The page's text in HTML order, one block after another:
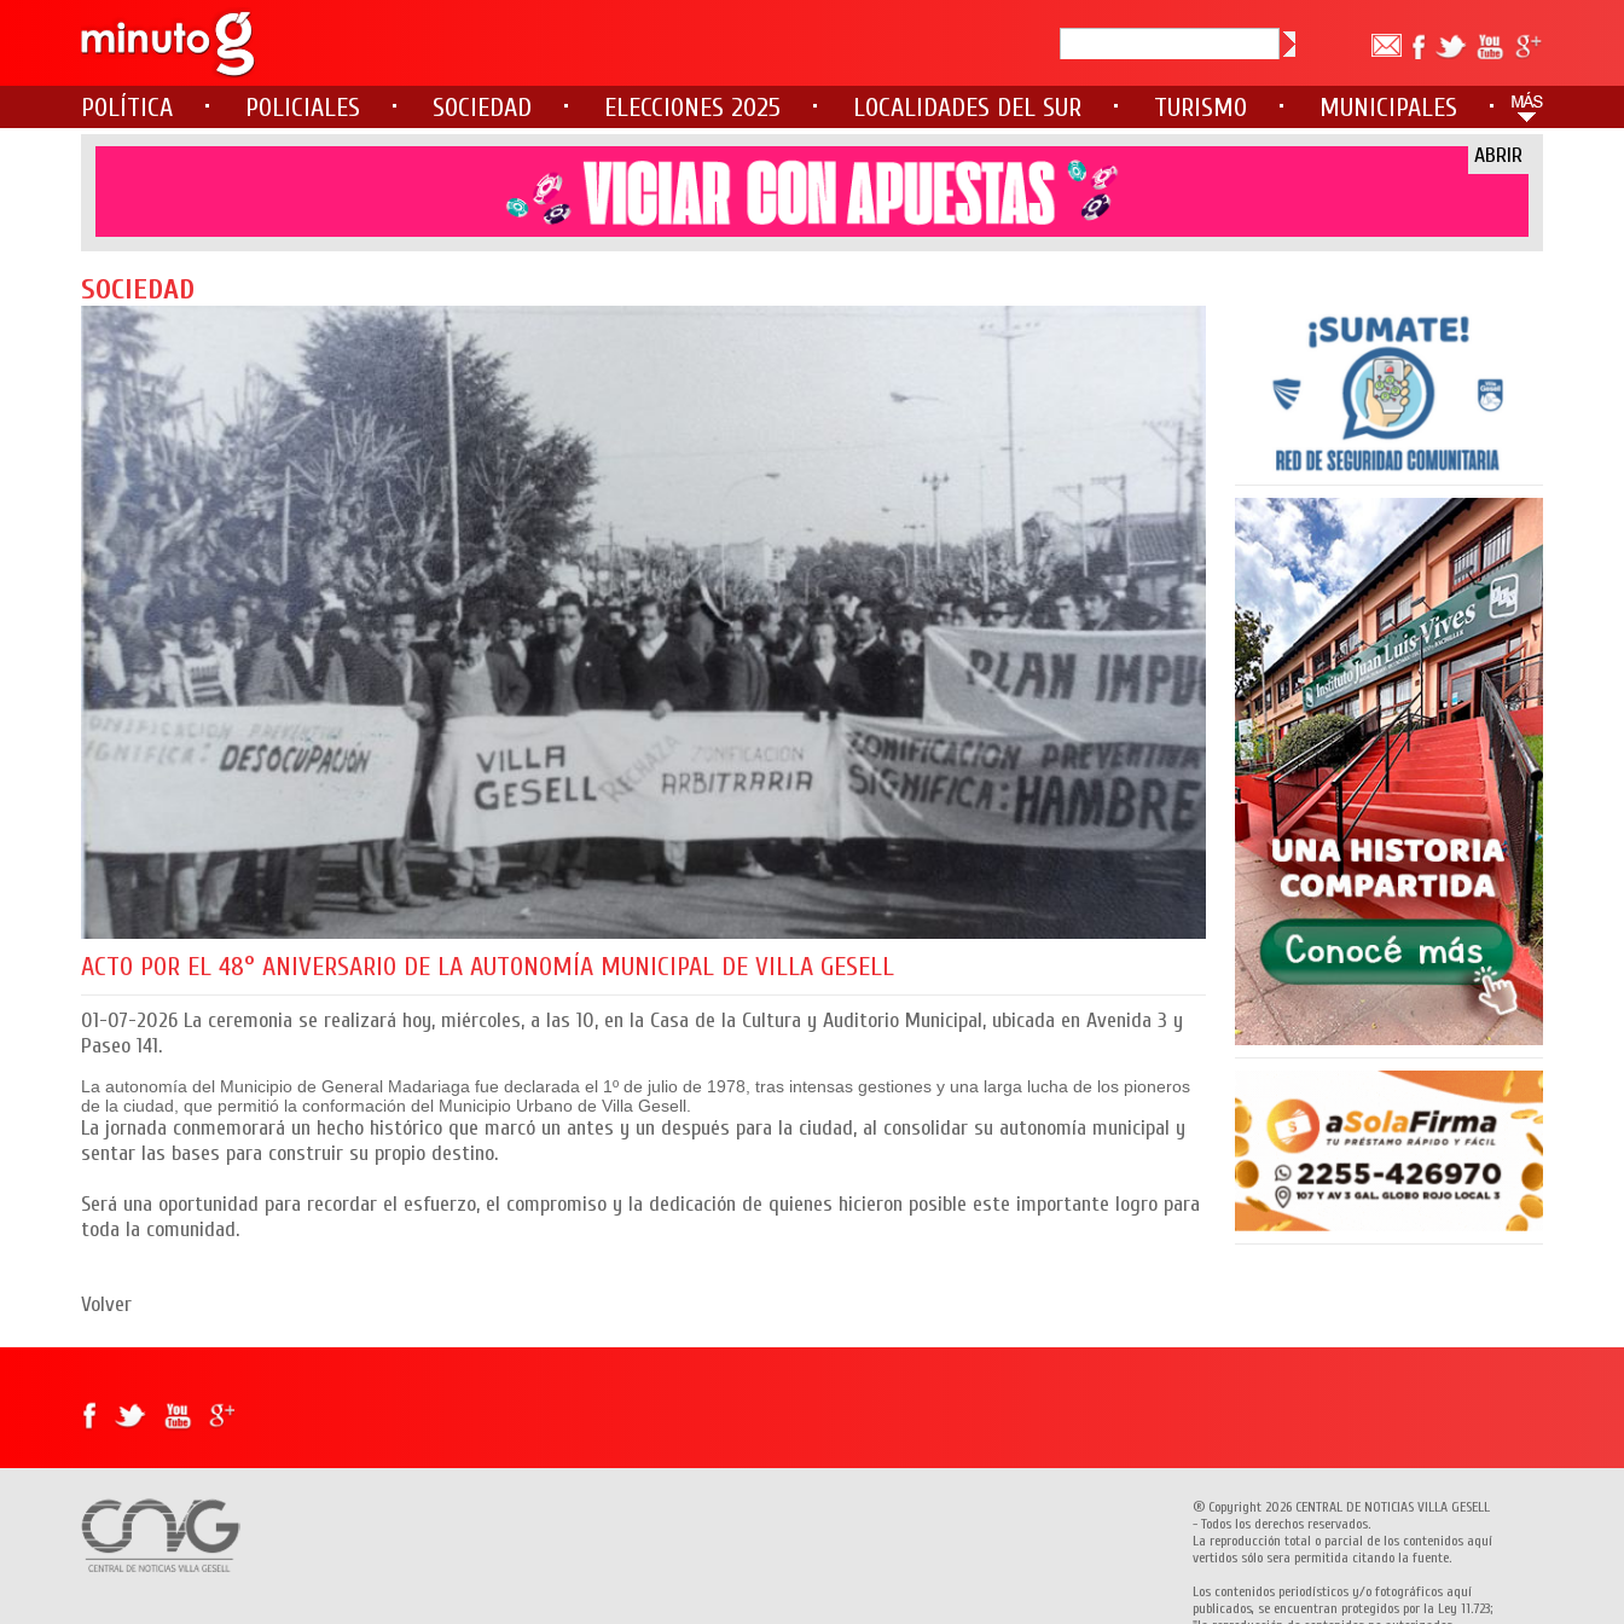
POLÍTICA POLICIALES SOCIEDAD ELECCIONES 2025 LOCALIDADES DEL SUR TURISMO MUNICIPALES
ABRIR
SOCIEDAD
ACTO POR EL 48° ANIVERSARIO DE LA AUTONOMÍA MUNICIPAL DE VILLA GESELL
01-07-2026 La ceremonia se realizará hoy, miércoles, a las 10, en la Casa de la Cultura y Auditorio Municipal, ubicada en Avenida 3 y
Paseo 141.
La autonomía del Municipio de General Madariaga fue declarada el 1º de julio de 1978, tras intensas gestiones y una larga lucha de los pioneros
de la ciudad, que permitió la conformación del Municipio Urbano de Villa Gesell.
La jornada conmemorará un hecho histórico que marcó un antes y un después para la ciudad, al consolidar su autonomía municipal y
sentar las bases para construir su propio destino.
Será una oportunidad para recordar el esfuerzo, el compromiso y la dedicación de quienes hicieron posible este importante logro para
toda la comunidad.
Volver
® Copyright 2026 CENTRAL DE NOTICIAS VILLA GESELL
- Todos los derechos reservados.
La reproducción total o parcial de los contenidos aquí
vertidos sólo sera permitida citando la fuente.
Los contenidos periodísticos y/o fotográficos aquí
publicados, se encuentran protegidos por la Ley 11.723;